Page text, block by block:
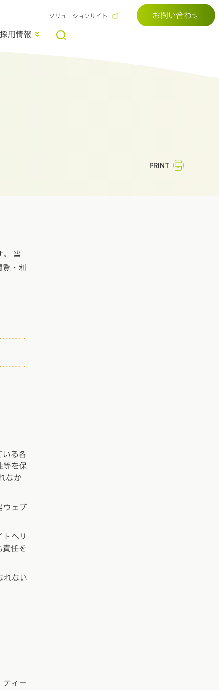
ソリューションサイト お問い合わせ
採用情報
。 当
・利
いる各
等を保
なか
ウェブ
トへリ
責任を
れない
ティー
PRINT